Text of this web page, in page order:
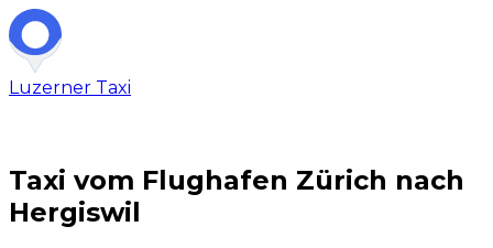
Luzerner Taxi
Taxi vom Flughafen Zürich nach
Hergiswil